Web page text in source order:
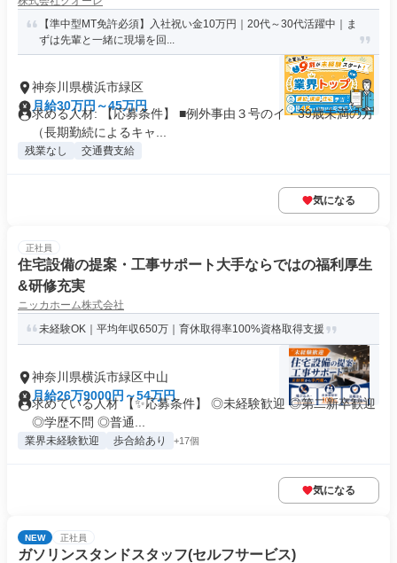
【準中型MT免許必須】入社祝い金10万円｜20代～30代活躍中｜ま
ずは先輩と一緒に現場を回...
神奈川県横浜市緑区
月給30万円～45万円
求める人材: 【応募条件】 ■例外事由３号のイ・39歳未満の方
（長期勤続によるキャ...
残業なし 交通費支給
気になる
正社員
住宅設備の提案・工事サポート大手ならではの福利厚生
&研修充実
ニッカホーム株式会社
未経験OK｜平均年収650万｜育休取得率100%資格取得支援
神奈川県横浜市緑区中山
月給26万9000円～54万円
求めている人材 【✨応募条件】 ◎未経験歓迎 ◎第二新卒歓迎
◎学歴不問 ◎普通...
業界未経験歓迎 歩合給あり +17個
気になる
NEW 正社員
ガソリンスタンドスタッフ(セルフサービス)